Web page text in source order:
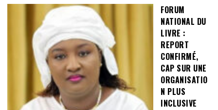
FORUM
NATIONAL DU
LIVRE :
REPORT
CONFIRMÉ,
CAP SUR UNE
ORGANISATIO
N PLUS
INCLUSIVE